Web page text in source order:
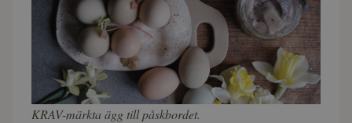
KRAV-märkta ägg till påskbordet.